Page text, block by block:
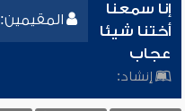
المقيمين: 0
إنا سمعنا
أختنا شيئا
عجاب
إنشاد: